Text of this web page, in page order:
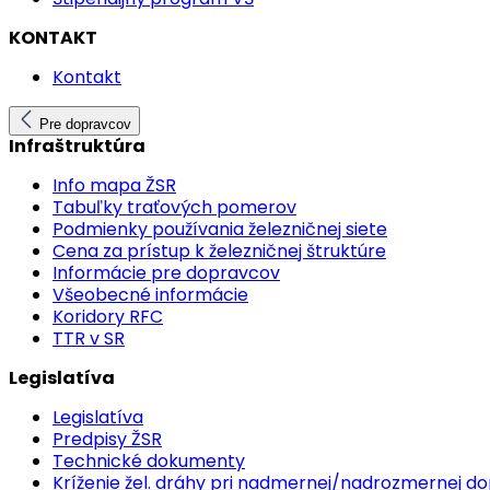
KONTAKT
Kontakt
Pre dopravcov
Infraštruktúra
Info mapa ŽSR
Tabuľky traťových pomerov
Podmienky používania železničnej siete
Cena za prístup k železničnej štruktúre
Informácie pre dopravcov
Všeobecné informácie
Koridory RFC
TTR v SR
Legislatíva
Legislatíva
Predpisy ŽSR
Technické dokumenty
Kríženie žel. dráhy pri nadmernej/nadrozmernej